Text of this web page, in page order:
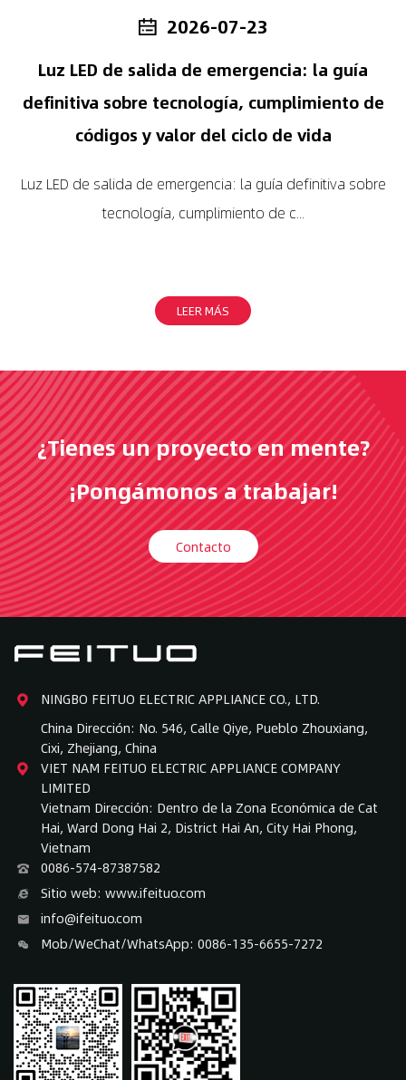
2026-07-23
Luz LED de salida de emergencia: la guía
definitiva sobre tecnología, cumplimiento de
códigos y valor del ciclo de vida
Luz LED de salida de emergencia: la guía definitiva sobre
tecnología, cumplimiento de c...
LEER MÁS
¿Tienes un proyecto en mente?
¡Pongámonos a trabajar!
Contacto
NINGBO FEITUO ELECTRIC APPLIANCE CO., LTD.
China Dirección: No. 546, Calle Qiye, Pueblo Zhouxiang,
Cixi, Zhejiang, China
VIET NAM FEITUO ELECTRIC APPLIANCE COMPANY
LIMITED
Vietnam Dirección: Dentro de la Zona Económica de Cat
Hai, Ward Dong Hai 2, District Hai An, City Hai Phong,
Vietnam
0086-574-87387582
Sitio web: www.ifeituo.com
info@ifeituo.com
Mob/WeChat/WhatsApp: 0086-135-6655-7272